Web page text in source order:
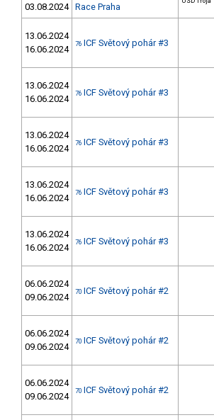
03.08.2024 Race Praha
13.06.2024
16.06.2024
76 ICF Světový pohár #3
13.06.2024
16.06.2024
76 ICF Světový pohár #3
13.06.2024
16.06.2024
76 ICF Světový pohár #3
13.06.2024
16.06.2024
76 ICF Světový pohár #3
13.06.2024
16.06.2024
76 ICF Světový pohár #3
06.06.2024
09.06.2024
70 ICF Světový pohár #2
06.06.2024
09.06.2024
70 ICF Světový pohár #2
06.06.2024
09.06.2024
70 ICF Světový pohár #2